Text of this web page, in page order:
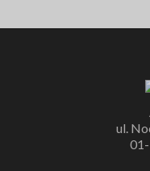
ul.